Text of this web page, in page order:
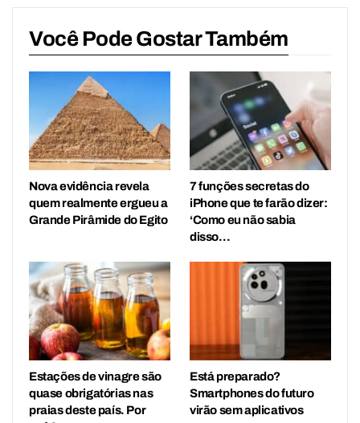
Você Pode Gostar Também
Nova evidência revela
quem realmente ergueu a
Grande Pirâmide do Egito
7 funções secretas do
iPhone que te farão dizer:
‘Como eu não sabia
disso…
Estações de vinagre são
quase obrigatórias nas
praias deste país. Por
Está preparado?
Smartphones do futuro
virão sem aplicativos